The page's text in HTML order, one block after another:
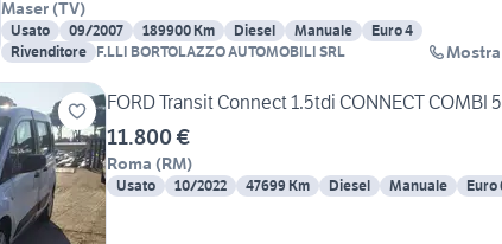
Maser (TV)
Usato 09/2007 189900 Km Diesel Manuale
Euro 4
Rivenditore F.LLI BORTOLAZZO AUTOMOBILI SRL
FORD Transit Connect 1.5tdi CONNECT COMBI
11.800 €
Roma (RM)
Usato 10/2022 47699 Km Diesel Manuale Euro